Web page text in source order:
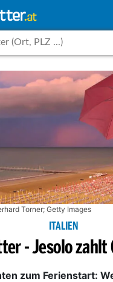
Torner; Getty Images
ITALIEN
- Jesolo
zum Ferienstart: